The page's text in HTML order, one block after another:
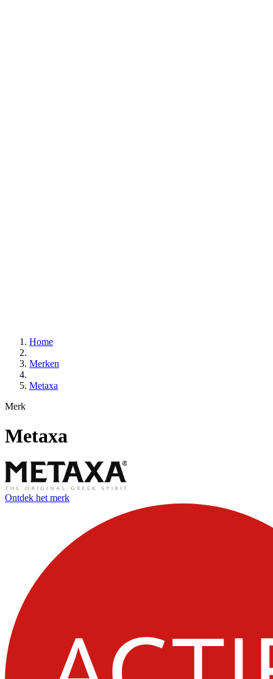
Home
Merken
Metaxa
Merk
Metaxa
Ontdek het merk